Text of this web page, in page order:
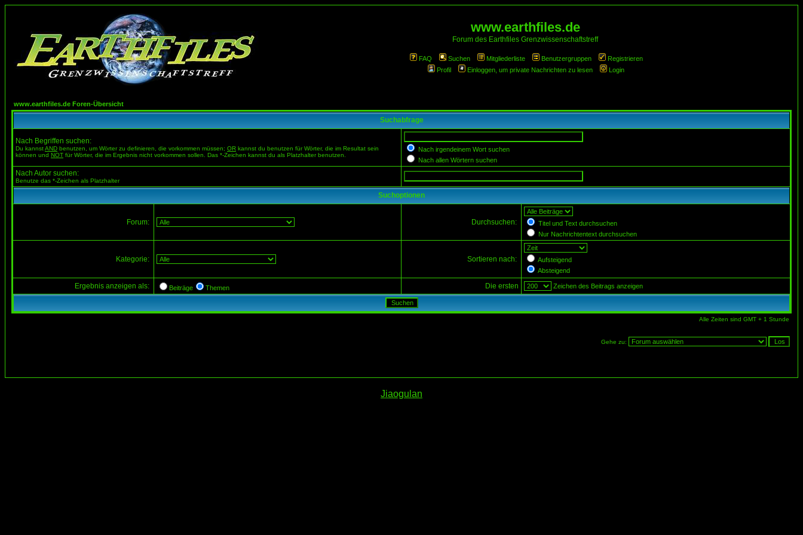
www.earthfiles.de
Forum des Earthfiles Grenzwissenschaftstreff
FAQ Suchen Mitgliederliste Benutzergruppen
Registrieren
Profil
Einloggen, um private Nachrichten zu lesen Login
www.earthfiles.de Foren-Übersicht
Suchabfrage
Nach Begriffen suchen:
Du kannstAND benutzen, um Wörter zu definieren, die vorkommen müssen; OR kannst du benutzen für Wörter, die im Resultat sein
können und NOT für Wörter, die im Ergebnis nicht vorkommen sollen. Das *-Zeichen kannst du als Platzhalter benutzen.
Nach irgendeinem Wort suchen
Nach allen Wörtern suchen
Nach Autor suchen:
Benutze das *-Zeichen als Platzhalter
Suchoptionen
Forum: Durchsuchen:
Titel und Text durchsuchen
Nur Nachrichtentext durchsuchen
Kategorie: Sortieren nach:
Aufsteigend
Absteigend
Ergebnis anzeigen als: Beiträge Themen Die ersten Zeichen des Beitrags anzeigen
Alle Zeiten sind GMT + 1 Stunde
Gehe zu:
Jiaogulan